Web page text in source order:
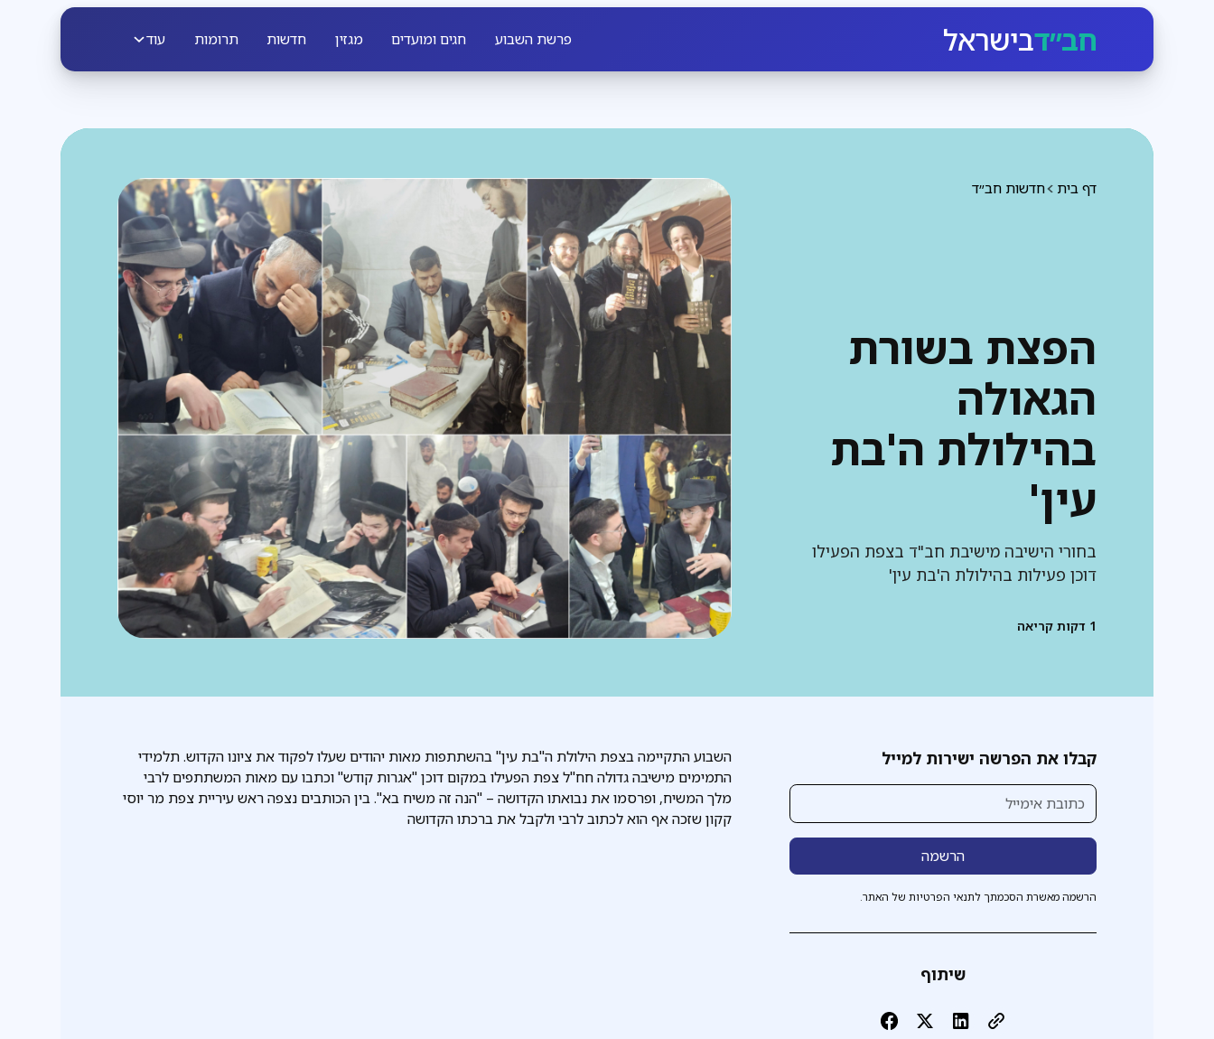
חב״דבישראל פרשת השבוע חגים ומועדים מגזין חדשות תרומות עוד
חדשות חב״ד דף בית
הפצת בשורת
הגאולה
בהילולת ה'בת
עין'
בחורי הישיבה מישיבת חב"ד בצפת הפעילו
דוכן פעילות בהילולת ה'בת עין'
1 דקות קריאה
קבלו את הפרשה ישירות למייל
הרשמה מאשרת הסכמתך לתנאי הפרטיות של האתר.
שיתוף
השבוע התקיימה בצפת הילולת ה"בת עין" בהשתתפות מאות יהודים שעלו לפקוד את ציונו הקדוש. תלמידי
התמימים מישיבה גדולה חח"ל צפת הפעילו במקום דוכן "אגרות קודש" וכתבו עם מאות המשתתפים לרבי
מלך המשיח, ופרסמו את נבואתו הקדושה – "הנה זה משיח בא". בין הכותבים נצפה ראש עיריית צפת מר יוסי
קקון שזכה אף הוא לכתוב לרבי ולקבל את ברכתו הקדושה